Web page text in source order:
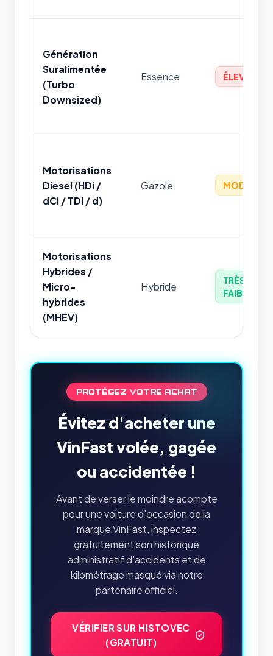
Génération
Suralimentée
(Turbo
Downsized)
Essence ÉLEVÉ
Motorisations
Diesel (HDi /
dCi / TDI / d)
Gazole MODÉRÉ
Motorisations
Hybrides /
Micro-
hybrides
(MHEV)
Hybride
TRÈS
FAIBLE
PROTÉGEZ VOTRE ACHAT
Évitez d'acheter une
VinFast volée, gagée
ou accidentée !
Avant de verser le moindre acompte
pour une voiture d'occasion de la
marque VinFast, inspectez
gratuitement son historique
administratif d'accidents et de
kilométrage masqué via notre
partenaire officiel.
VÉRIFIER SUR HISTOVEC
(GRATUIT)